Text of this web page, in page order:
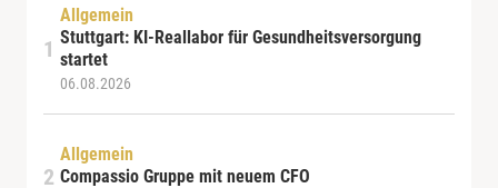
Allgemein
Stuttgart: KI-Reallabor für Gesundheitsversorgung
startet
06.08.2026
Allgemein
Compassio Gruppe mit neuem CFO